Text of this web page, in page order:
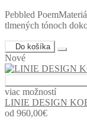
Pebbled
tlmených tónoch
Do košíka
Nové
viac možností
LINIE DESIGN
od 960,00€